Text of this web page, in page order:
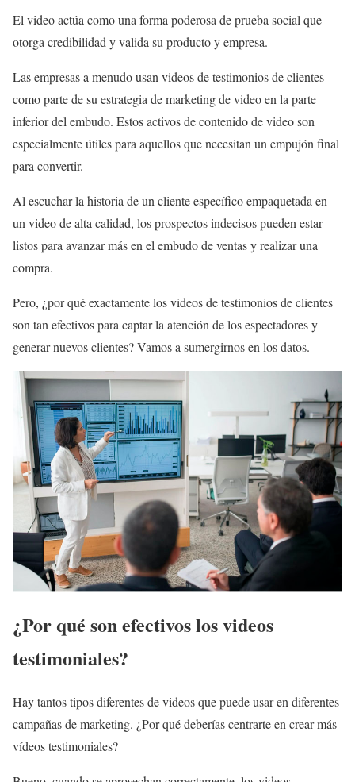
El video actúa como una forma poderosa de prueba social que
otorga credibilidad y valida su producto y empresa.
Las empresas a menudo usan videos de testimonios de clientes
como parte de su estrategia de marketing de video en la parte
inferior del embudo. Estos activos de contenido de video son
especialmente útiles para aquellos que necesitan un empujón final
para convertir.
Al escuchar la historia de un cliente específico empaquetada en
un video de alta calidad, los prospectos indecisos pueden estar
listos para avanzar más en el embudo de ventas y realizar una
compra.
Pero, ¿por qué exactamente los videos de testimonios de clientes
son tan efectivos para captar la atención de los espectadores y
generar nuevos clientes? Vamos a sumergirnos en los datos.
¿Por qué son efectivos los videos
testimoniales?
Hay tantos tipos diferentes de videos que puede usar en diferentes
campañas de marketing. ¿Por qué deberías centrarte en crear más
vídeos testimoniales?